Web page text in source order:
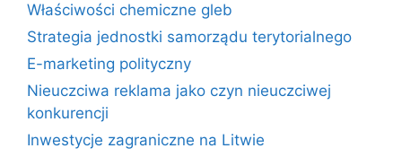
Właściwości chemiczne gleb
Strategia jednostki samorządu terytorialnego
E-marketing polityczny
Nieuczciwa reklama jako czyn nieuczciwej
konkurencji
Inwestycje zagraniczne na Litwie